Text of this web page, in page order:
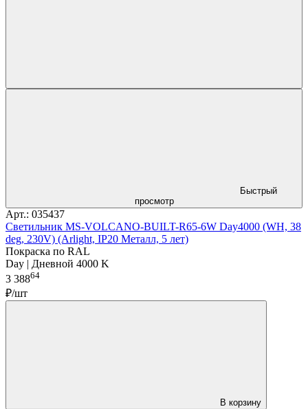
Быстрый
просмотр
Арт.: 035437
Светильник MS-VOLCANO-BUILT-R65-6W Day4000 (WH, 38
deg, 230V) (Arlight, IP20 Металл, 5 лет)
Покраска по RAL
Day | Дневной 4000 K
3 38864
₽/шт
В корзину